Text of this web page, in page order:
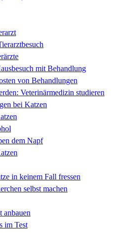
mit Behandlung
von Behandlungen
Veterinärmedizin studieren
bei Katzen
dem Napf
in keinem Fall fressen
selbst machen
anbauen
im Test